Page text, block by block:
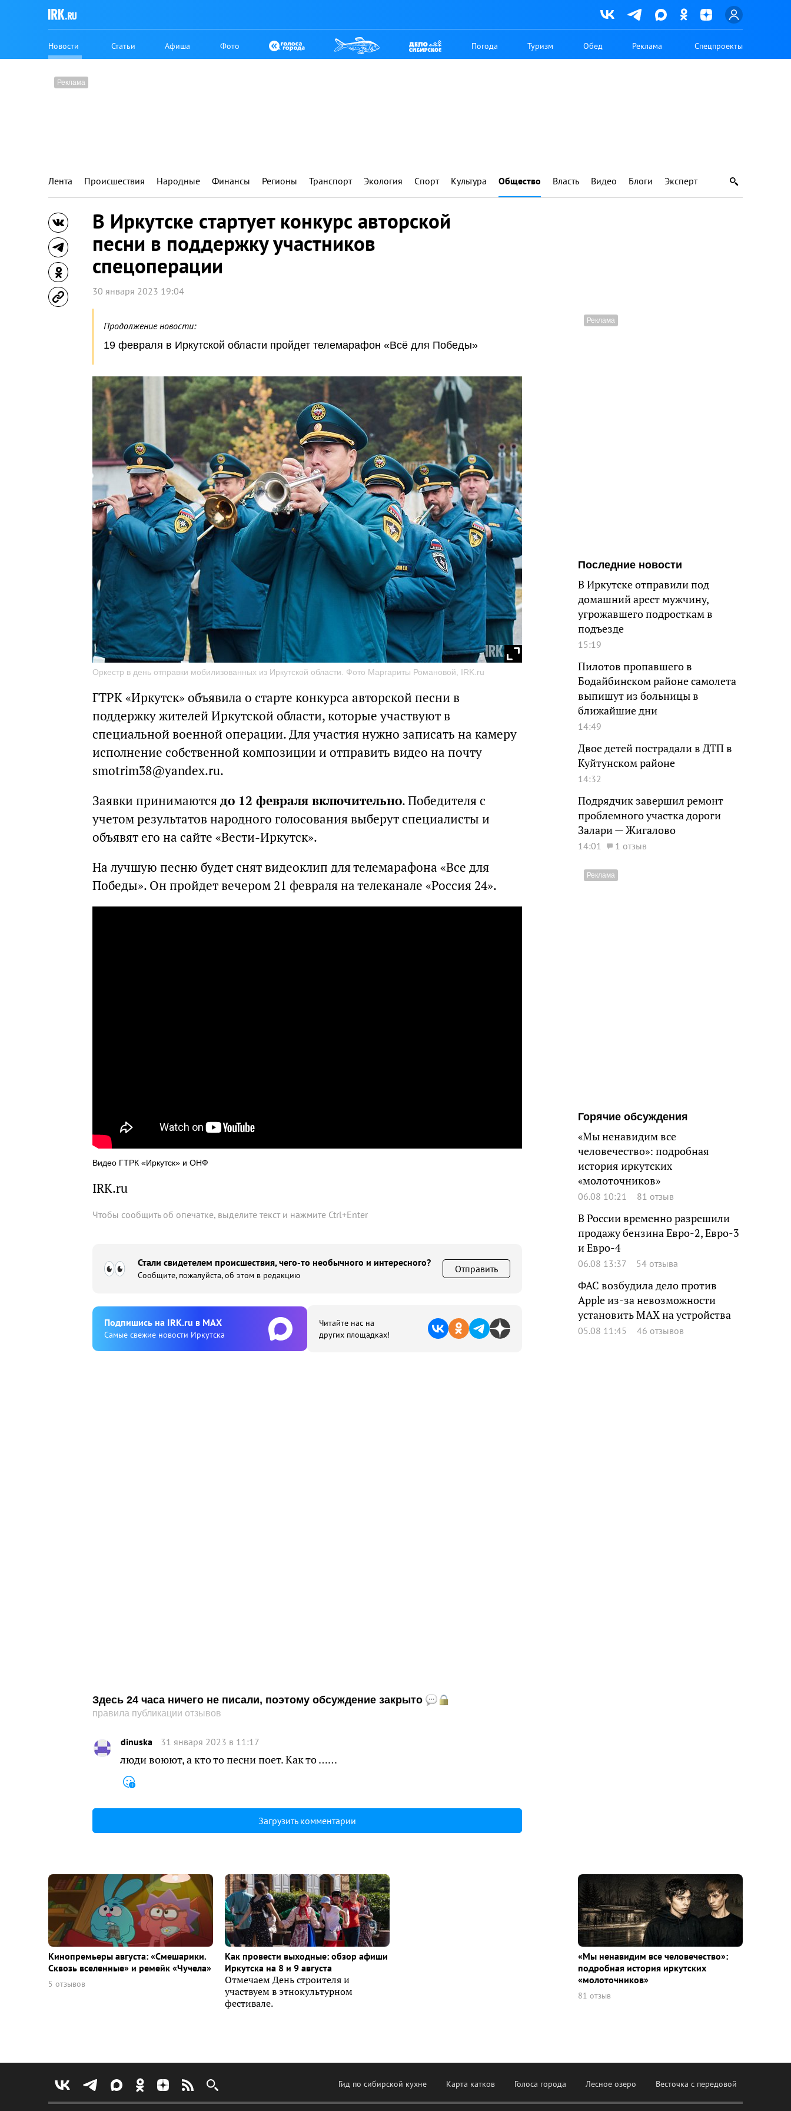
Новости Статьи Афиша Фото Погода Туризм Обед Реклама Спецпроекты
Лента Происшествия Народные Финансы Регионы Транспорт Экология Спорт Культура Общество Власть Видео Блоги Эксперт
В Иркутске стартует конкурс авторской
песни в поддержку участников
спецоперации
30 января 2023 19:04
Продолжение новости:
19 февраля в Иркутской области пройдет телемарафон «Всё для Победы»
Оркестр в день отправки мобилизованных из Иркутской области. Фото Маргариты Романовой, IRK.ru
ГТРК «Иркутск» объявила о старте конкурса авторской песни в
поддержку жителей Иркутской области, которые участвуют в
специальной военной операции. Для участия нужно записать на камеру
исполнение собственной композиции и отправить видео на почту
smotrim38@yandex.ru.
Заявки принимаютсядо 12 февраля включительно. Победителя с
учетом результатов народного голосования выберут специалисты и
объявят его на сайте «Вести-Иркутск».
На лучшую песню будет снят видеоклип для телемарафона «Все для
Победы». Он пройдет вечером 21 февраля на телеканале «Россия 24».
Видео ГТРК «Иркутск» и ОНФ
IRK.ru
Чтобы сообщить об опечатке, выделите текст и нажмите Ctrl+Enter
Стали свидетелем происшествия, чего-то необычного и интересного?
Сообщите, пожалуйста, об этом в редакцию
Отправить
Подпишиcь на IRK.ru в MAX
Cамые свежие новости Иркутска
Читайте нас на
других площадках!
Здесь 24 часа ничего не писали, поэтому обсуждение закрыто
правила публикации отзывов
dinuska 31 января 2023 в 11:17
люди воюют, а кто то песни поет. Как то ……
Загрузить комментарии
Последние новости
В Иркутске отправили под
домашний арест мужчину,
угрожавшего подросткам в
подъезде
15:19
Пилотов пропавшего в
Бодайбинском районе самолета
выпишут из больницы в
ближайшие дни
14:49
Двое детей пострадали в ДТП в
Куйтунском районе
14:32
Подрядчик завершил ремонт
проблемного участка дороги
Залари — Жигалово
14:01 1 отзыв
Горячие обсуждения
«Мы ненавидим все
человечество»: подробная
история иркутских
«молоточников»
06.08 10:21 81 отзыв
В России временно разрешили
продажу бензина Евро-2, Евро-3
и Евро-4
06.08 13:37 54 отзыва
ФАС возбудила дело против
Apple из-за невозможности
установить MAX на устройства
05.08 11:45 46 отзывов
Кинопремьеры августа: «Смешарики.
Сквозь вселенные» и ремейк «Чучела»
5 отзывов
Как провести выходные: обзор афиши
Иркутска на 8 и 9 августа
Отмечаем День строителя и
участвуем в этнокультурном
фестивале.
«Мы ненавидим все человечество»:
подробная история иркутских
«молоточников»
81 отзыв
Гид по сибирской кухне Карта катков Голоса города Лесное озеро Весточка с передовой